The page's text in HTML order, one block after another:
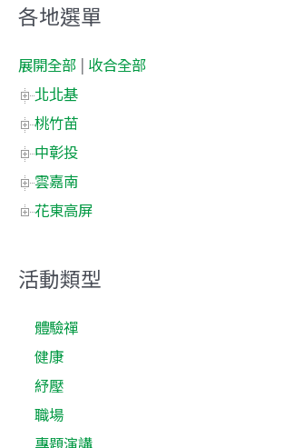
各地選單
展開全部 | 收合全部
北北基
桃竹苗
中彰投
雲嘉南
花東高屏
活動類型
體驗禪
健康
紓壓
職場
專題演講